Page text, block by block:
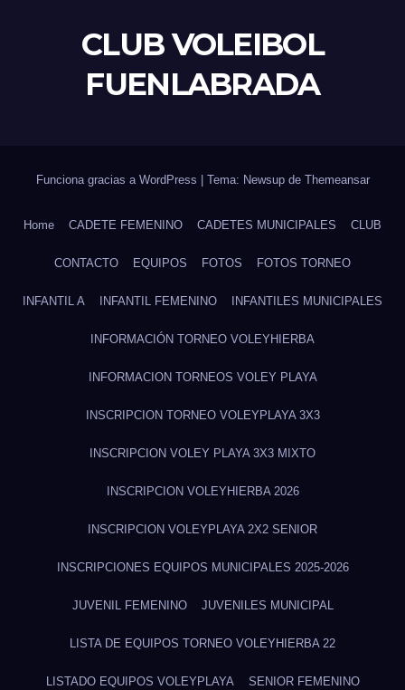
CLUB VOLEIBOL
FUENLABRADA
Funciona gracias a WordPress Tema: Newsup de Themeansar
Home CADETE FEMENINO CADETES MUNICIPALES CLUB
CONTACTO EQUIPOS FOTOS FOTOS TORNEO
INFANTIL A INFANTIL FEMENINO INFANTILES MUNICIPALES
INFORMACIÓN TORNEO VOLEYHIERBA
INFORMACION TORNEOS VOLEY PLAYA
INSCRIPCION TORNEO VOLEYPLAYA 3X3
INSCRIPCION VOLEY PLAYA 3X3 MIXTO
INSCRIPCION VOLEYHIERBA 2026
INSCRIPCION VOLEYPLAYA 2X2 SENIOR
INSCRIPCIONES EQUIPOS MUNICIPALES 2025-2026
JUVENIL FEMENINO JUVENILES MUNICIPAL
LISTA DE EQUIPOS TORNEO VOLEYHIERBA 22
LISTADO EQUIPOS VOLEYPLAYA SENIOR FEMENINO